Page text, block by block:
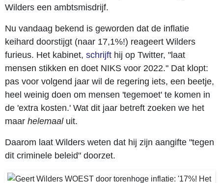
Wilders een ambtsmisdrijf.
Nu vandaag bekend is geworden dat de inflatie
keihard doorstijgt (naar 17,1%!) reageert Wilders
furieus. Het kabinet, schrijft hij op Twitter, "laat
mensen stikken en doet NIKS voor 2022." Dat klopt:
pas voor volgend jaar wil de regering iets, een beetje,
heel weinig doen om mensen 'tegemoet' te komen in
de 'extra kosten.' Wat dit jaar betreft zoeken we het
maar helemaaluit.
Daarom laat Wilders weten dat hij zijn aangifte "tegen
dit criminele beleid" doorzet.